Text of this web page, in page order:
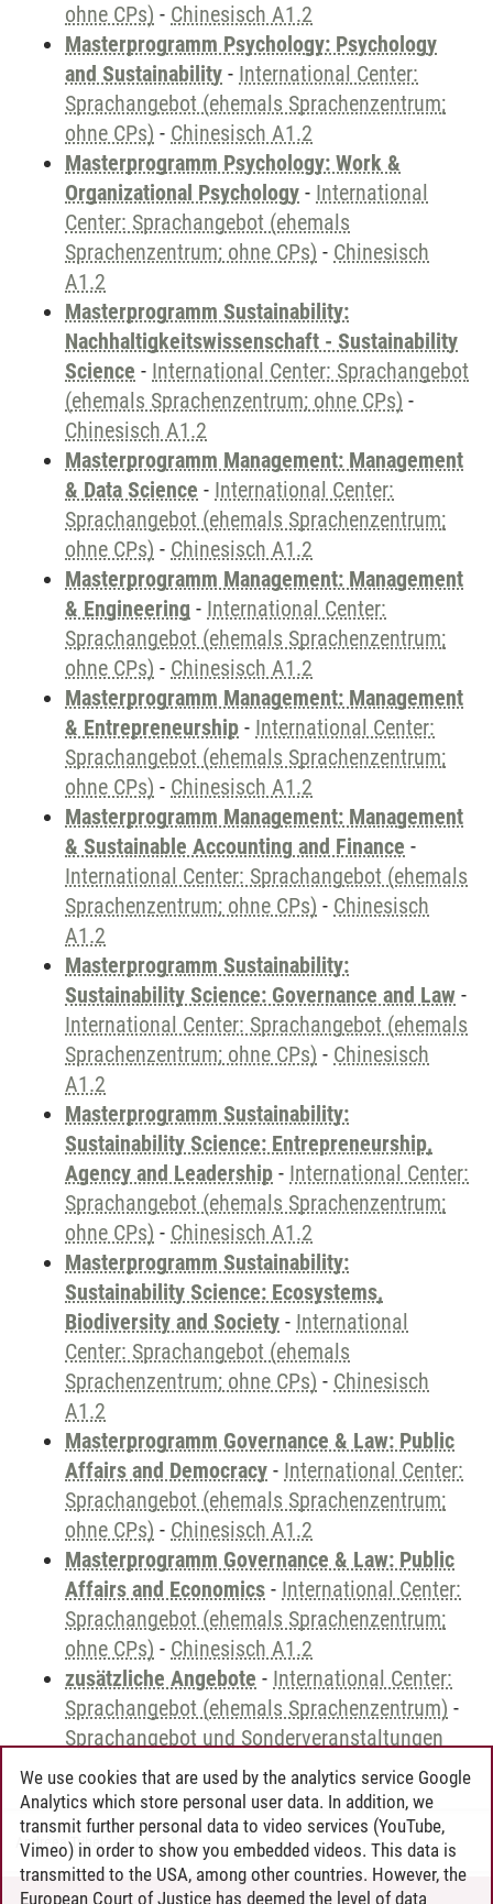
ohne CPs) - Chinesisch A1.2
Masterprogramm Psychology: Psychology
and Sustainability - International Center:
Sprachangebot (ehemals Sprachenzentrum;
ohne CPs) - Chinesisch A1.2
Masterprogramm Psychology: Work &
Organizational Psychology - International
Center: Sprachangebot (ehemals
Sprachenzentrum; ohne CPs) - Chinesisch
A1.2
Masterprogramm Sustainability:
Nachhaltigkeitswissenschaft - Sustainability
Science - International Center: Sprachangebot
(ehemals Sprachenzentrum; ohne CPs) -
Chinesisch A1.2
Masterprogramm Management: Management
& Data Science - International Center:
Sprachangebot (ehemals Sprachenzentrum;
ohne CPs) - Chinesisch A1.2
Masterprogramm Management: Management
& Engineering - International Center:
Sprachangebot (ehemals Sprachenzentrum;
ohne CPs) - Chinesisch A1.2
Masterprogramm Management: Management
& Entrepreneurship - International Center:
Sprachangebot (ehemals Sprachenzentrum;
ohne CPs) - Chinesisch A1.2
Masterprogramm Management: Management
& Sustainable Accounting and Finance -
International Center: Sprachangebot (ehemals
Sprachenzentrum; ohne CPs) - Chinesisch
A1.2
Masterprogramm Sustainability:
Sustainability Science: Governance and Law -
International Center: Sprachangebot (ehemals
Sprachenzentrum; ohne CPs) - Chinesisch
A1.2
Masterprogramm Sustainability:
Sustainability Science: Entrepreneurship,
Agency and Leadership - International Center:
Sprachangebot (ehemals Sprachenzentrum;
ohne CPs) - Chinesisch A1.2
Masterprogramm Sustainability:
Sustainability Science: Ecosystems,
Biodiversity and Society - International
Center: Sprachangebot (ehemals
Sprachenzentrum; ohne CPs) - Chinesisch
A1.2
Masterprogramm Governance & Law: Public
Affairs and Democracy - International Center:
Sprachangebot (ehemals Sprachenzentrum;
ohne CPs) - Chinesisch A1.2
Masterprogramm Governance & Law: Public
Affairs and Economics - International Center:
Sprachangebot (ehemals Sprachenzentrum;
ohne CPs) - Chinesisch A1.2
zusätzliche Angebote - International Center:
Sprachangebot (ehemals Sprachenzentrum) -
Sprachangebot und Sonderveranstaltungen
Andreea Tribel 30.06.2024
We use cookies that are used by the analytics service Google
Analytics which store personal user data. In addition, we
transmit further personal data to video services (YouTube,
Vimeo) in order to show you embedded videos. This data is
transmitted to the USA, among other countries. However, the
European Court of Justice has deemed the level of data